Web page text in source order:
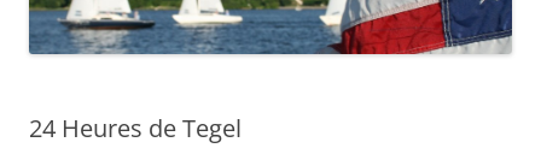
24 Heures de Tegel